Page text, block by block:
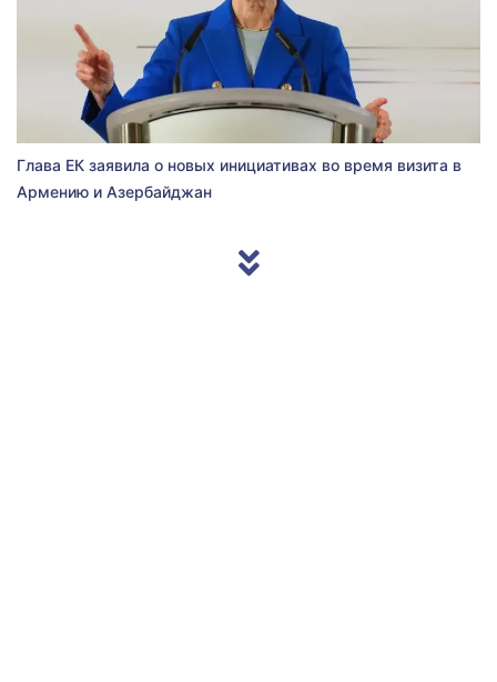
Глава ЕК заявила о новых инициативах во время визита в
Армению и Азербайджан